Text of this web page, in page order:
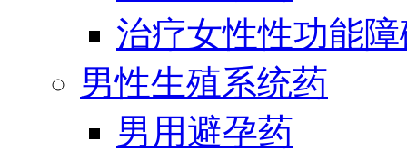
治疗女性性功能
男性生殖系统药
男用避孕药